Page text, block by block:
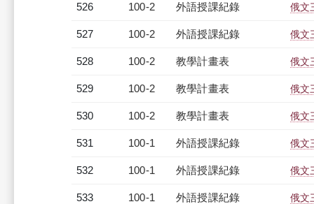
526 100-2 外語授課紀錄 俄文
527 100-2 外語授課紀錄 俄文
528 100-2 教學計畫表 俄文
529 100-2 教學計畫表 俄文
530 100-2 教學計畫表 俄文
531 100-1 外語授課紀錄 俄文
532 100-1 外語授課紀錄 俄文
533 100-1 外語授課紀錄 俄文